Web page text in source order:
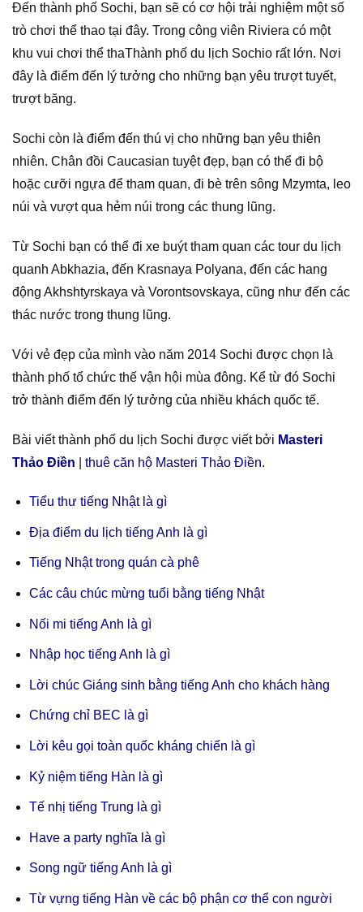
Đến thành phố Sochi, bạn sẽ có cơ hội trải nghiệm một số
trò chơi thể thao tại đây. Trong công viên Riviera có một
khu vui chơi thể thaThành phố du lịch Sochio rất lớn. Nơi
đây là điểm đến lý tưởng cho những bạn yêu trượt tuyết,
trượt băng.
Sochi còn là điểm đến thú vị cho những bạn yêu thiên
nhiên. Chân đồi Caucasian tuyệt đẹp, bạn có thể đi bộ
hoặc cưỡi ngựa để tham quan, đi bè trên sông Mzymta, leo
núi và vượt qua hẻm núi trong các thung lũng.
Từ Sochi bạn có thể đi xe buýt tham quan các tour du lịch
quanh Abkhazia, đến Krasnaya Polyana, đến các hang
động Akhshtyrskaya và Vorontsovskaya, cũng như đến các
thác nước trong thung lũng.
Với vẻ đẹp của mình vào năm 2014 Sochi được chọn là
thành phố tổ chức thế vận hội mùa đông. Kể từ đó Sochi
trở thành điểm đến lý tưởng của nhiều khách quốc tế.
Bài viết thành phố du lịch Sochi được viết bởi Masteri
Thảo Điền
thuê căn hộ Masteri Thảo Điền.
Tiểu thư tiếng Nhật là gì
Địa điểm du lịch tiếng Anh là gì
Tiếng Nhật trong quán cà phê
Các câu chúc mừng tuổi bằng tiếng Nhật
Nối mi tiếng Anh là gì
Nhập học tiếng Anh là gì
Lời chúc Giáng sinh bằng tiếng Anh cho khách hàng
Chứng chỉ BEC là gì
Lời kêu gọi toàn quốc kháng chiến là gì
Kỷ niệm tiếng Hàn là gì
Tế nhị tiếng Trung là gì
Have a party nghĩa là gì
Song ngữ tiếng Anh là gì
Từ vựng tiếng Hàn về các bộ phận cơ thể con người